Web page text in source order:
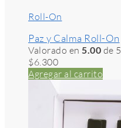
Roll-On
Paz y Calma Roll-On
Valorado en 5.00 de 5
$6.300
Agregar al carrito